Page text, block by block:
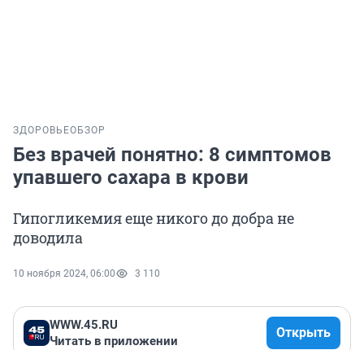
ЗДОРОВЬЕОБЗОР
Без врачей понятно: 8 симптомов
упавшего сахара в крови
Гипогликемия еще никого до добра не
доводила
10 ноября 2024, 06:00 3 110
WWW.45.RU
Читать в приложении
Открыть